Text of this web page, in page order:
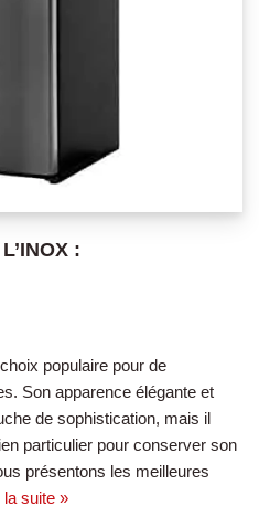
:
populaire pour de
Son apparence élégante et
de sophistication, mais il
particulier pour conserver son
présentons les meilleures
la suite »